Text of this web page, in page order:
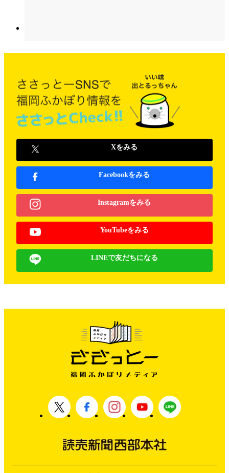
Xをみる
Facebookをみる
Instagramをみる
YouTubeをみる
LINEで友だちになる